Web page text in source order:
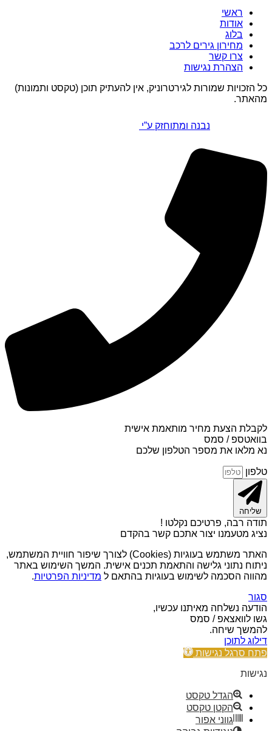
ראשי
אודות
בלוג
מחירון גירים לרכב
צרו קשר
הצהרת נגישות
כל הזכויות שמורות לגירטרוניק, אין להעתיק תוכן (טקסט ותמונות)
מהאתר.
נבנה ומתוחזק ע”י
לקבלת הצעת מחיר מותאמת אישית
בוואטספ / סמס
נא מלאו את מספר הטלפון שלכם
טלפון
שליחה
תודה רבה, פרטיכם נקלטו !
נציג מטעמנו יצור אתכם קשר בהקדם
האתר משתמש בעוגיות (Cookies) לצורך שיפור חוויית המשתמש,
ניתוח נתוני גלישה והתאמת תכנים אישית. המשך השימוש באתר
מהווה הסכמה לשימוש בעוגיות בהתאם ל מדיניות הפרטיות.
סגור
הודעה נשלחה מאיתנו עכשיו,
גשו לוואצאפ / סמס
להמשך שיחה.
דילוג לתוכן
פתח סרגל נגישות
נגישות
הגדל טקסט
הקטן טקסט
גווני אפור